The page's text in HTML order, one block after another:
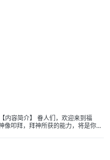
容简介】 眷人们，欢迎来到福
像叩拜，拜神所获的能力，将是你们
幻梦猎人，起点中文网作者，代表
指南》《天灾疯人院》《基因收容